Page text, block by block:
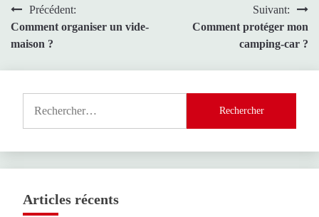
Navigation
de
Précédent:
Comment organiser un vide-
maison ?
Suivant:
Comment protéger mon
camping-car ?
Articles récents